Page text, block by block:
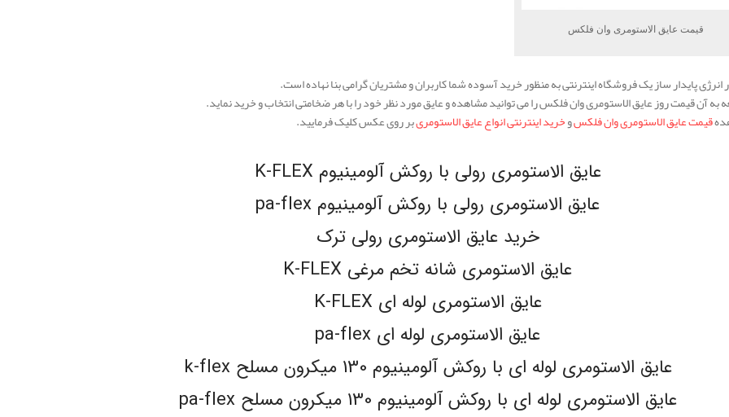
قیمت عایق الاستومری وان فلکس
پایدار ساز یک فروشگاه اینترنتی به منظور خرید آسوده شما کاربران و مشتریان گرامی بنا نهاده است.
به آن قیمت روز عایق الاستومری وان فلکس را می توانید مشاهده و عایق مورد نظر خود را با هر ضخامتی انتخاب و خرید نماید.
قیمت عایق الاستومری وان فلکسوخرید اینترنتی انواع عایق الاستومریبر روی عکس کلیک فرمایید.
عایق الاستومری رولی با روکش آلومینیوم K-FLEX
عایق الاستومری رولی با روکش آلومینیوم pa-flex
خرید عایق الاستومری رولی ترک
عایق الاستومری شانه تخم مرغی K-FLEX
عایق الاستومری لوله ای K-FLEX
عایق الاستومری لوله ای pa-flex
عایق الاستومری لوله ای با روکش آلومینیوم 130 میکرون مسلح k-flex
عایق الاستومری لوله ای با روکش آلومینیوم 130 میکرون مسلح pa-flex